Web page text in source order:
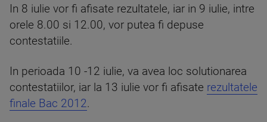
In 8 iulie vor fi afisate rezultatele, iar in 9 iulie, intre
orele 8.00 si 12.00, vor putea fi depuse
contestatiile.
In perioada 10 -12 iulie, va avea loc solutionarea
contestatiilor, iar la 13 iulie vor fi afisate rezultatele
finale Bac 2012.